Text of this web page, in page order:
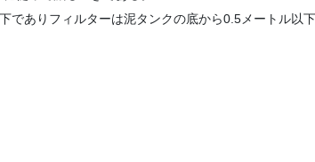
でありフィルターは泥タンクの底から0.5メートル以